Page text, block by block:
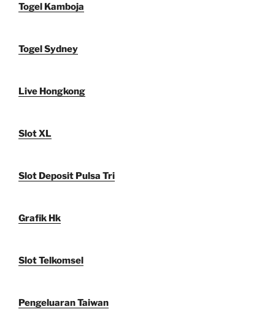
Togel Kamboja
Togel Sydney
Live Hongkong
Slot XL
Slot Deposit Pulsa Tri
Grafik Hk
Slot Telkomsel
Pengeluaran Taiwan